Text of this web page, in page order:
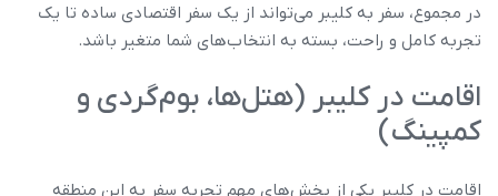
در مجموع، سفر به کلیبر می‌تواند از یک سفر اقتصادی ساده تا یک
تجربه کامل و راحت، بسته به انتخاب‌های شما متغیر باشد.
اقامت در کلیبر (هتل‌ها، بوم‌گردی و
کمپینگ)
اقامت در کلیبر یکی از بخش‌های مهم تجربه سفر به این منطقه